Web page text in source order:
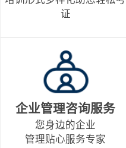
证
企业管理咨询服务
您身边的企业
管理贴心服务专家